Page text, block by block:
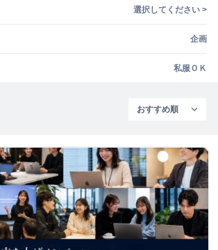
選択してください >
企画
私服ＯＫ